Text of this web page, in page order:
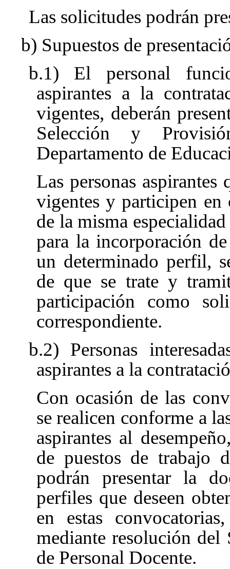
Las solicitudes podrán
b) Supuestos de
b.1) El personal
aspirantes a la
vigentes, deberán
Selección y
Departamento de
Las personas
vigentes y participen en
de la misma
para la incorporación
un determinado perfil,
de que se trate y
participación como
correspondiente.
b.2) Personas
aspirantes a la
Con ocasión de las
se realicen conforme a
aspirantes al
de puestos de trabajo
podrán presentar la
perfiles que deseen
en estas
mediante resolución
de Personal Docente.